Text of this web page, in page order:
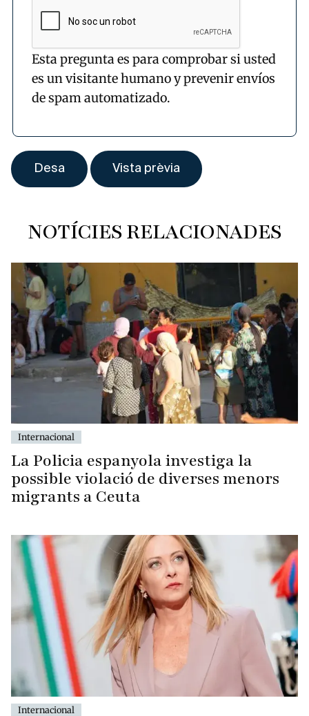
Esta pregunta es para comprobar si usted
es un visitante humano y prevenir envíos
de spam automatizado.
NOTÍCIES RELACIONADES
Internacional
La Policia espanyola investiga la
possible violació de diverses menors
migrants a Ceuta
Internacional